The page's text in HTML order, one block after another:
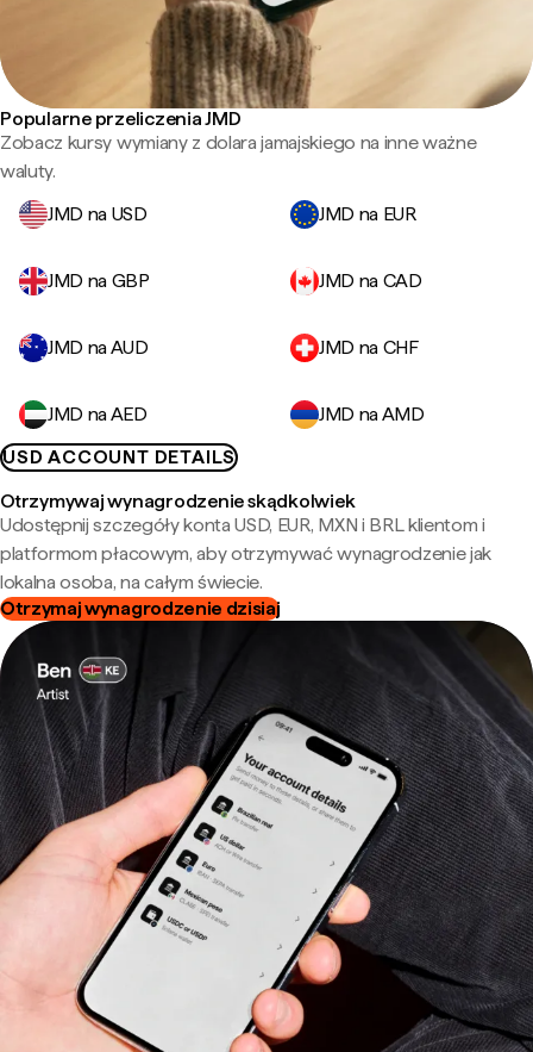
Popularne przeliczenia JMD
Zobacz kursy wymiany z dolara jamajskiego na inne ważne
waluty.
JMD na USD
JMD na EUR
JMD na GBP JMD na CAD
JMD na AUD JMD na CHF
JMD na AED
JMD na AMD
USD ACCOUNT DETAILS
Otrzymywaj wynagrodzenie skądkolwiek
Udostępnij szczegóły konta USD, EUR, MXN i BRL klientom i
platformom płacowym, aby otrzymywać wynagrodzenie jak
lokalna osoba, na całym świecie.
Otrzymaj wynagrodzenie dzisiaj